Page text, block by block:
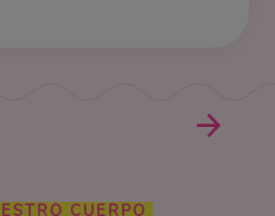
CUERPO